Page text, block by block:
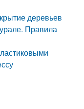
деревьев
Правила